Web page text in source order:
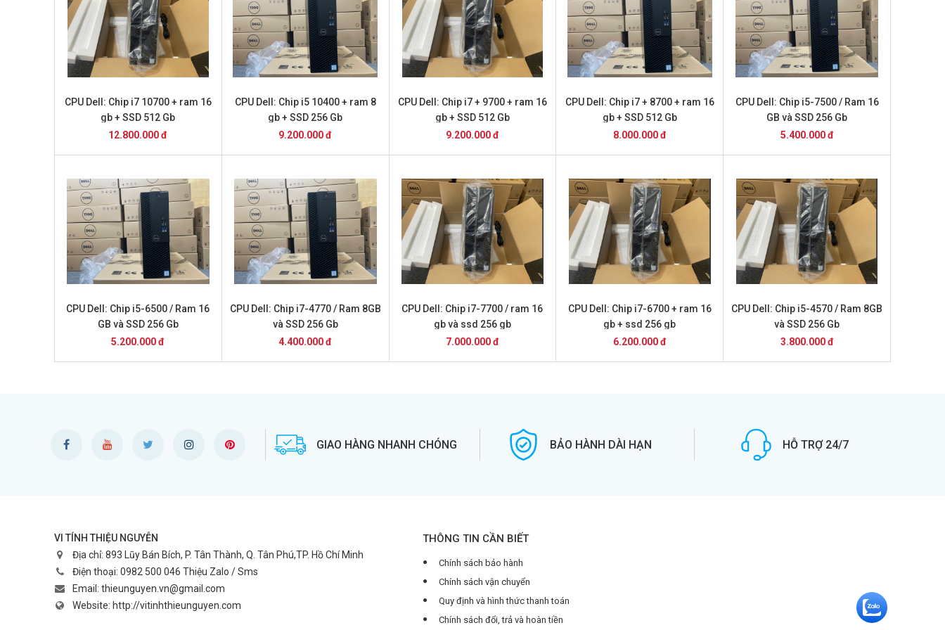
CPU Dell: Chip i7 10700 + ram 16
gb + SSD 512 Gb
12.800.000 đ
CPU Dell: Chip i5 10400 + ram 8
gb + SSD 256 Gb
9.200.000 đ
CPU Dell: Chip i7 + 9700 + ram 16
gb + SSD 512 Gb
9.200.000 đ
CPU Dell: Chip i7 + 8700 + ram 16
gb + SSD 512 Gb
8.000.000 đ
CPU Dell: Chip i5-7500 / Ram 16
GB và SSD 256 Gb
5.400.000 đ
CPU Dell: Chip i5-6500 / Ram 16
GB và SSD 256 Gb
5.200.000 đ
CPU Dell: Chip i7-4770 / Ram 8GB
và SSD 256 Gb
4.400.000 đ
CPU Dell: Chip i7-7700 / ram 16
gb và ssd 256 gb
7.000.000 đ
CPU Dell: Chip i7-6700 + ram 16
gb + ssd 256 gb
6.200.000 đ
CPU Dell: Chip i5-4570 / Ram 8GB
và SSD 256 Gb
3.800.000 đ
GIAO HÀNG NHANH CHÓNG BẢO HÀNH DÀI HẠN HỖ TRỢ 24/7
VI TÍNH THIỆU NGUYỄN
Địa chỉ: 893 Lũy Bán Bích, P. Tân Thành, Q. Tân Phú,TP. Hồ Chí Minh
Điện thoại: 0982 500 046 Thiệu Zalo / Sms
Email: thieunguyen.vn@gmail.com
Website: http://vitinhthieunguyen.com
THÔNG TIN CẦN BIẾT
Chính sách bảo hành
Chính sách vận chuyển
Quy định và hình thức thanh toán
Chính sách đổi, trả và hoàn tiền